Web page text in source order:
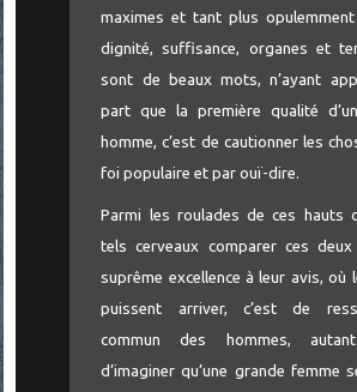
maximes et tant plus
dignité, suffisance, organes et
sont de beaux mots, n’ayant
part que la première qualité
homme, c’est de cautionner les
foi populaire et par ouï-dire.
Parmi les roulades de ces hauts
tels cerveaux comparer ces
suprême excellence à leur avis, où
puissent arriver, c’est de
commun des hommes,
d’imaginer qu’une grande femme